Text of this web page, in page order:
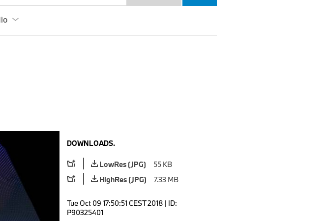
DOWNLOADS.
LowRes (JPG)
55 KB
HighRes (JPG)
7.33 MB
Tue Oct 09 17:50:51 CEST 2018 | ID:
P90325401